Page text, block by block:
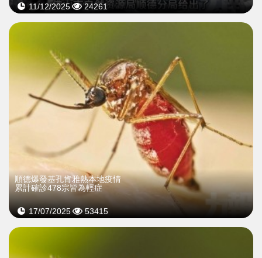
11/12/2025 24261
順德爆發基孔肯雅熱本地疫情
累計確診478宗皆為輕症
17/07/2025 53415